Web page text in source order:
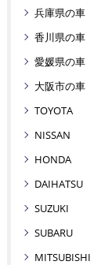
兵庫県の車
香川県の車
愛媛県の車
大阪市の車
TOYOTA
NISSAN
HONDA
DAIHATSU
SUZUKI
SUBARU
MITSUBISHI